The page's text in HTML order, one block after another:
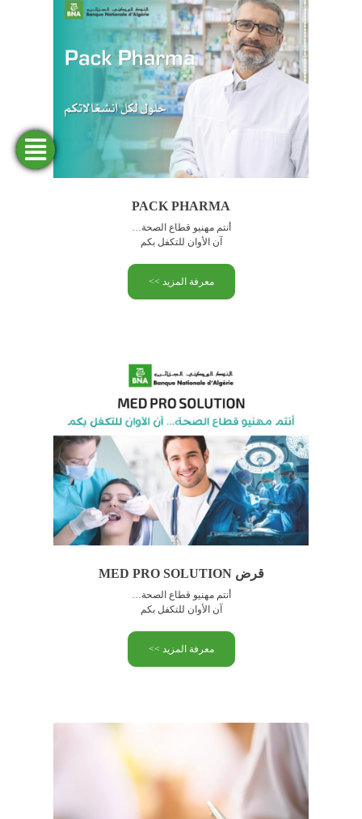
PACK PHARMA
أنتم مهنيو قطاع الصحة…
آن الأوان للتكفل بكم
معرفة المزيد >>
قرض MED PRO SOLUTION
أنتم مهنيو قطاع الصحة…
آن الأوان للتكفل بكم
معرفة المزيد >>
ابحث
عن وكالة
طلب
تمويل
المحاكاة
فتح
حساب